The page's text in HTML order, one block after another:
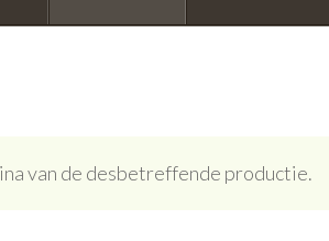
van de desbetreffende productie.